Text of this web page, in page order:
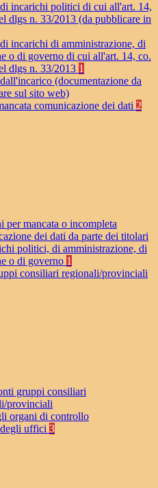
incarichi politici di cui all'art. 14,
dlgs n. 33/2013 (da pubblicare in
incarichi di amministrazione, di
o di governo di cui all'art. 14, co.
dlgs n. 33/2013 1
(documentazione da
sul sito web)
comunicazione dei dati 2
per mancata o incompleta
dei dati da parte dei titolari
politici, di amministrazione, di
o di governo 1
consiliari regionali/provinciali
gruppi consiliari
provinciali
organi di controllo
uffici 3